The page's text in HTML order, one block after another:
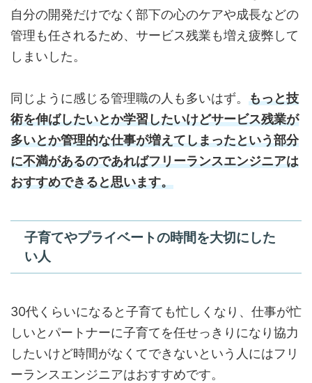
自分の開発だけでなく部下の心のケアや成長などの
管理も任されるため、サービス残業も増え疲弊して
しまいした。
同じように感じる管理職の人も多いはず。 もっと技
術を伸ばしたいとか学習したいけどサービス残業が
多いとか管理的な仕事が増えてしまったという部分
に不満があるのであればフリーランスエンジニアは
おすすめできると思います。
子育てやプライベートの時間を大切にした
い人
30代くらいになると子育ても忙しくなり、仕事が忙
しいとパートナーに子育てを任せっきりになり協力
したいけど時間がなくてできないという人にはフリ
ーランスエンジニアはおすすめです。